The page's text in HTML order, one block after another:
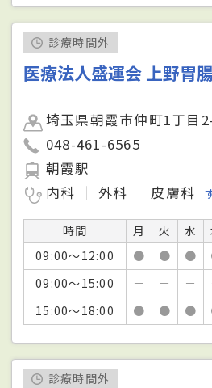
診療時間外
医療法人盛運会 上野胃
埼玉県朝霞市仲町1丁目
048-461-6565
朝霞駅
内科
外科 皮膚科
時間 月 火 水
09:00～12:00
● ● ●
09:00～15:00
－ － －
15:00～18:00
● ● ●
診療時間外